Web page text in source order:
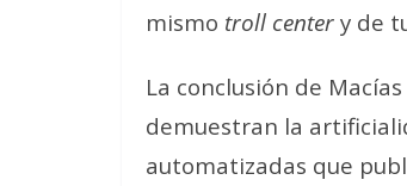
mismo troll center y de
La conclusión de
demuestran la
automatizadas que